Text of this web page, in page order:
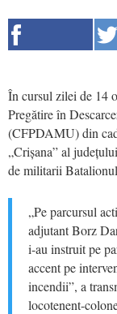
În cursul zilei de 14
Pregătire în
(CFPDAMU) din
„Crișana” al
de militarii
„Pe parcursul
adjutant Borz
i-au instruit pe
accent pe
incendii”, a
locotenent-